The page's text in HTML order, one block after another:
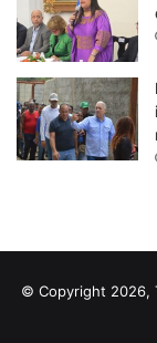
© Copyright 2026,